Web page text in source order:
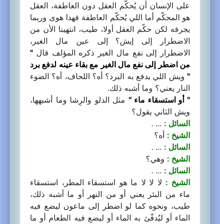
على الإنسان أن يُحكّم العقل دون العاطفة، العقل
هو المحكّم أما اللي يُحكّم العاطفة فهذا هوى وربما
يجرفه لكن حكّم العقل أولا، طيب، انتهينا الأن من
الاضطرار إلى إيش؟ إلى عين مال الغير،
الاضطرار إلى نفع مال الغير ذكره المؤلف قال "
من اضطر إلى نفع مال الغير مع بقاء عينه لدفع برد
" ويش اللي يدفع به البرد؟ أه؟ اللحاف، أه؟ الضوء
النار يعني؟ وما أشبه ذلك.
" أو استسقاء ماء " مثل الدلو والرِشا وما أشبهها،
ويش الثاني يقول؟
السائل : ... .
الشيخ : أه؟
السائل : ... .
الشيخ : وهي؟
السائل : ... .
الشيخ : لا لا لا ما هو استسقاء المطر، استسقاء
ماء من البئر يعني أو من النهر أو ما أشبه ذلك،
طيب، ونحوه كما لو اضطر إلى ماعون ليضع فيه
الماء أو ليُدفّئ به الماء أو ليضع فيه الطعام أو ما